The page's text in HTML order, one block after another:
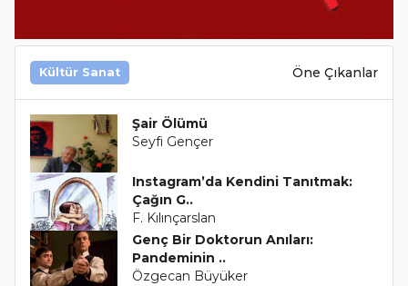
Kültür Sanat Öne Çıkanlar
Şair Ölümü
Seyfi Gençer
Instagram’da Kendini Tanıtmak:
Çağın G..
F. Kılınçarslan
Genç Bir Doktorun Anıları:
Pandeminin ..
Özgecan Büyüker